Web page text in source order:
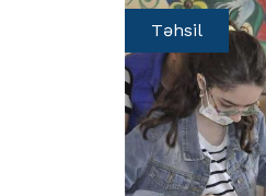
Təhsil